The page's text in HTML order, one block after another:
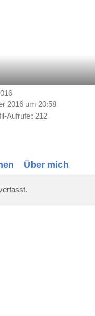
2016 um 20:58
Aufrufe 212
Über mich